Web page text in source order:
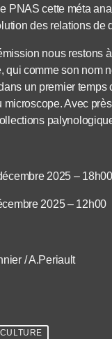
PNAS cette méta
des relations
nous restons
qui comme son nom
un premier
Avec
2025 – 18h00
2025 – 12h00
/ A.Periault
CULTURE